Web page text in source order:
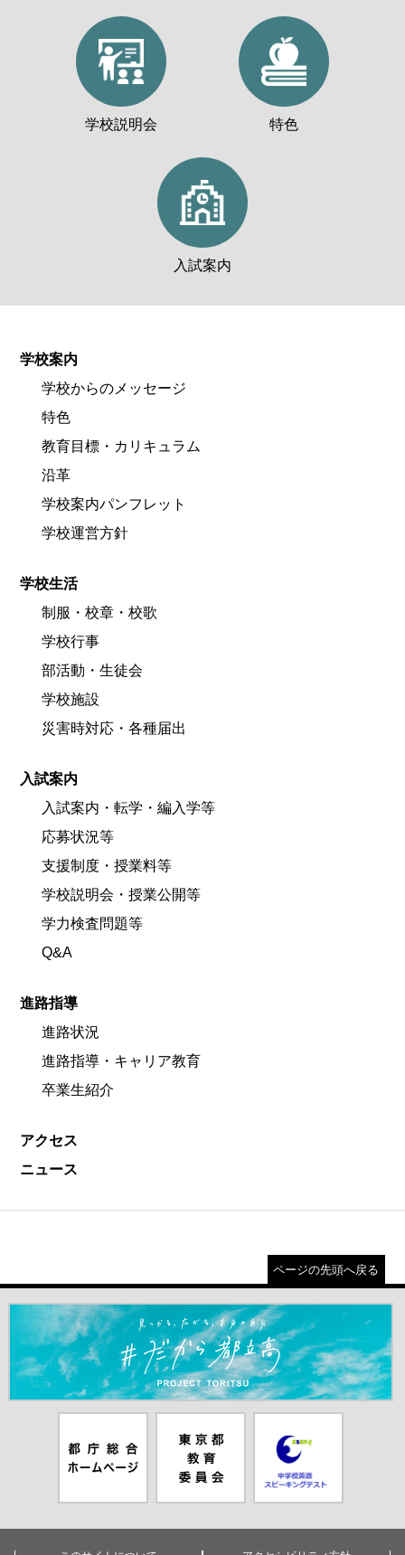
学校説明会 特色
入試案内
学校案内
学校からのメッセージ
特色
教育目標・カリキュラム
沿革
学校案内パンフレット
学校運営方針
学校生活
制服・校章・校歌
学校行事
部活動・生徒会
学校施設
災害時対応・各種届出
入試案内
入試案内・転学・編入学等
応募状況等
支援制度・授業料等
学校説明会・授業公開等
学力検査問題等
Q&A
進路指導
進路状況
進路指導・キャリア教育
卒業生紹介
アクセス
ニュース
ページの先頭へ戻る
＃だから都立高（別ウインドウが開きます）
ムページ（別
ウインドウが
員会（別ウイ
ンドウが開き
ピーキングテ
スト（別ウイ
ンドウが開き